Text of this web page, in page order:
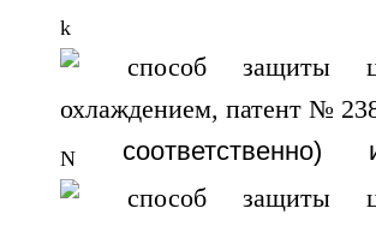
k
Nсоответственно)